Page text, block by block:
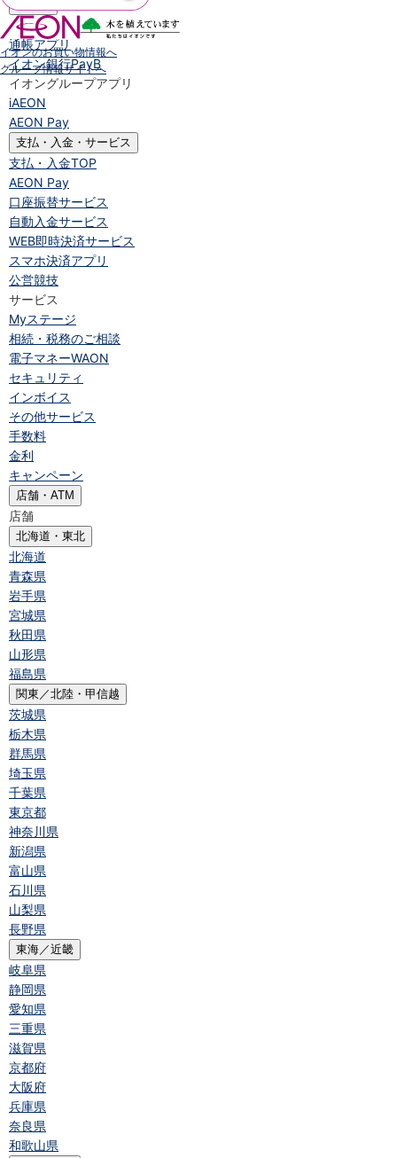
イオン銀行アプリTOP
通帳アプリ
イオン銀行PayB
イオングループアプリ
iAEON
AEON Pay
支払・入金・サービス
支払・入金TOP
AEON Pay
口座振替サービス
自動入金サービス
WEB即時決済サービス
スマホ決済アプリ
公営競技
サービス
Myステージ
相続・税務のご相談
電子マネーWAON
セキュリティ
インボイス
その他サービス
手数料
金利
キャンペーン
店舗・ATM
店舗
北海道・東北
北海道
青森県
岩手県
宮城県
秋田県
山形県
福島県
関東／北陸・甲信越
茨城県
栃木県
群馬県
埼玉県
千葉県
東京都
神奈川県
新潟県
富山県
石川県
山梨県
長野県
東海／近畿
岐阜県
静岡県
愛知県
三重県
滋賀県
京都府
大阪府
兵庫県
奈良県
和歌山県
イオンのお買い物情報へ
グループ情報サイトへ